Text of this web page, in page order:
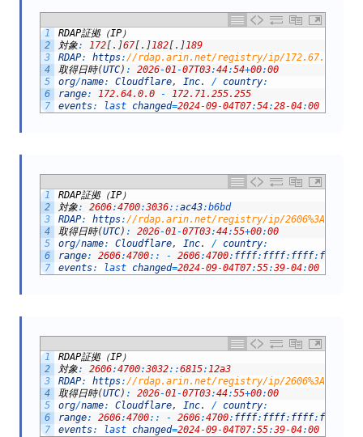
1
2
3
4
5
6
7
RDAP証拠（IP ）
対象: 172[ . ]67[ . ] 182[ . ] 189
RDAP: https: //rdap.arin.net/registry/ip/
取得日時(UTC) : 2026-01-07T03:44:54+00:00
org/name: Cloudflare, Inc. / country:
range: 172.64.0.0 -
172.71.255.255
events: last changed=2024-09-04T07:54:28-04:00
1
2
3
4
5
6
7
RDAP証拠（IP ）
対象: 2606:4700:3036::ac43:b6bd
RDAP: https://rdap.arin.net/registry/ip/
取得日時(UTC) : 2026-01-07T03:44:55+00:00
org/name: Cloudflare, Inc. / country:
range: 2606:4700:: - 2606:4700: ffff: ffff: ffff: ffff
events: last changed=2024-09-04T07:55:39-04:00
1
2
3
4
5
6
7
RDAP証拠（IP ）
対象: 2606:4700:3032::6815:12a3
RDAP: https://rdap.arin.net/registry/ip/
取得日時(UTC) : 2026-01-07T03:44:55+00:00
org/name: Cloudflare, Inc. / country:
range: 2606:4700:: - 2606:4700: ffff: ffff: ffff: ffff
events: last changed=2024-09-04T07:55:39-04:00